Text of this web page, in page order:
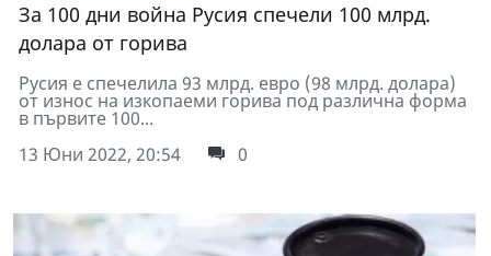
За 100 дни война Русия спечели 100 млрд.
долара от горива
Русия е спечелила 93 млрд. евро (98 млрд. долара)
от износ на изкопаеми горива под различна форма
в първите 100...
13 Юни 2022, 20:54
0